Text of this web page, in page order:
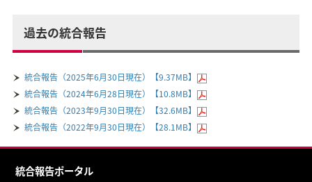
過去の統合報告
統合報告（2025年6月30日現在）【9.37MB】
統合報告（2024年6月28日現在）【10.8MB】
統合報告（2023年9月30日現在）【32.6MB】
統合報告（2022年9月30日現在）【28.1MB】
統合報告ポータル